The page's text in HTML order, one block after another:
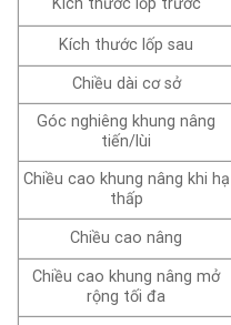
Kích thước lốp sau
Chiều dài cơ sở
Góc nghiêng khung nâng
tiến/lùi
Chiều cao khung nâng khi hạ
thấp
Chiều cao nâng
Chiều cao khung nâng mở
rộng tối đa